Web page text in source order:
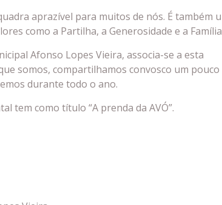
aprazível para muitos de nós. É também
como a Partilha, a Generosidade e a
Afonso Lopes Vieira, associa-se a esta
somos, compartilhamos convosco um pouco
durante todo o ano.
tem como título “A prenda da AVÓ”.